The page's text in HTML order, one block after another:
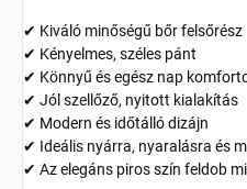
✔ Kiváló minőségű bőr felsőrész
✔ Kényelmes, széles pánt
✔ Könnyű és egész nap
✔ Jól szellőző, nyitott kialakítás
✔ Modern és időtálló dizájn
✔ Ideális nyárra, nyaralásra és
✔ Az elegáns piros szín feldob